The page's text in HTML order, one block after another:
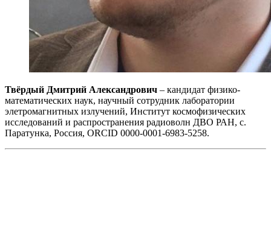
Твёрдый Дмитрий Александрович – кандидат физико-
математических наук, научный сотрудник лаборатории
элетромагнитных излучений, Институт космофизических
исследований и распространения радиоволн ДВО РАН, с.
Паратунка, Россия, ORCID 0000-0001-6983-5258.